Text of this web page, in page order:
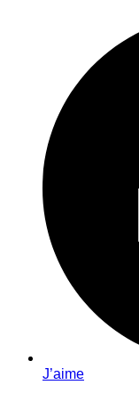
J’aime